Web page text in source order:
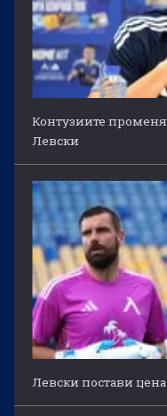
Контузиите
Левски
Левски постави